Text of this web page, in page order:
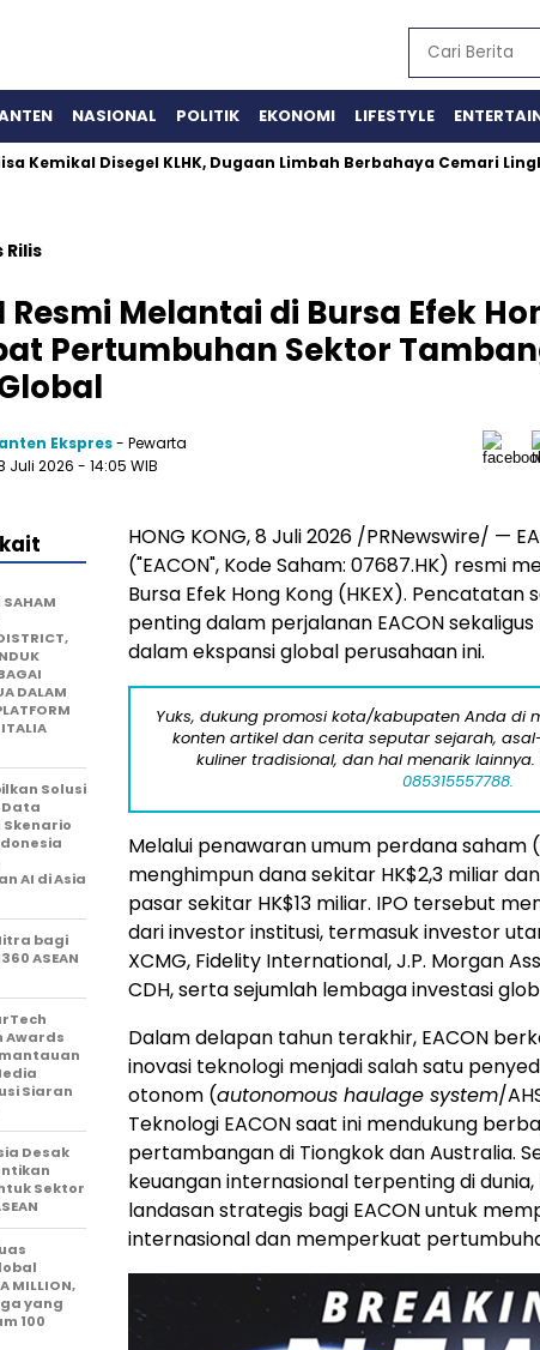
NASIONAL POLITIK EKONOMI LIFESTYLE
Kemikal Disegel KLHK, Dugaan Limbah Berbahaya Cemari
Rilis
Resmi Melantai di Bursa Efek
Pertumbuhan Sektor
Ekspres- Pewarta
Juli 2026 - 14:05 WIB
HONG KONG, 8 Juli 2026 /PRNewswire/ —
("EACON", Kode Saham: 07687.HK) resmi
Bursa Efek Hong Kong (HKEX).
penting dalam perjalanan EACON
dalam ekspansi global perusahaan ini.
Yuks, dukung promosi kota/kabupaten Anda di
konten artikel dan cerita seputar sejarah,
kuliner tradisional, dan hal menarik lainnya.
085315557788.
Melalui penawaran umum perdana saham
menghimpun dana sekitar HK$2,3 miliar
pasar sekitar HK$13 miliar. IPO tersebut
dari investor institusi, termasuk investor
XCMG, Fidelity International, J.P. Morgan
CDH, serta sejumlah lembaga investasi
Dalam delapan tahun terakhir, EACON
inovasi teknologi menjadi salah satu
otonom (autonomous haulage system/
Teknologi EACON saat ini mendukung
pertambangan di Tiongkok dan Australia.
keuangan internasional terpenting di dunia,
landasan strategis bagi EACON untuk
internasional dan memperkuat
DALAM
ITALIA
Solusi
Data
AI di Asia
bagi
ASEAN
Awards
Siaran
Desak
Sektor
MILLION,
yang
100